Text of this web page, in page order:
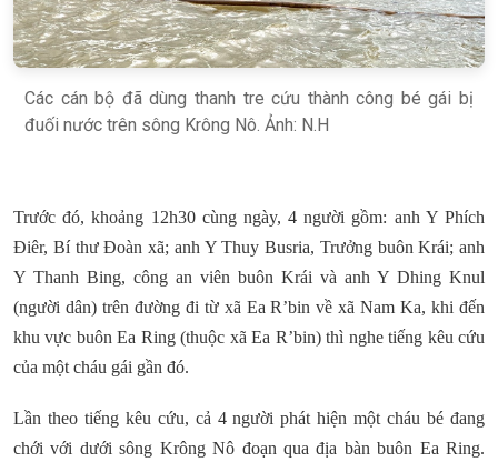
Các cán bộ đã dùng thanh tre cứu thành công bé gái bị
đuối nước trên sông Krông Nô. Ảnh: N.H
Trước đó, khoảng 12h30 cùng ngày, 4 người gồm: anh Y Phích
Điêr, Bí thư Đoàn xã; anh Y Thuy Busria, Trưởng buôn Krái; anh
Y Thanh Bing, công an viên buôn Krái và anh Y Dhing Knul
(người dân) trên đường đi từ xã Ea R’bin về xã Nam Ka, khi đến
khu vực buôn Ea Ring (thuộc xã Ea R’bin) thì nghe tiếng kêu cứu
của một cháu gái gần đó.
Lần theo tiếng kêu cứu, cả 4 người phát hiện một cháu bé đang
chới với dưới sông Krông Nô đoạn qua địa bàn buôn Ea Ring.